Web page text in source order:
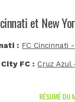
et New
: FC Cincinnati
FC : Cruz Azul
RÉSUMÉ DU